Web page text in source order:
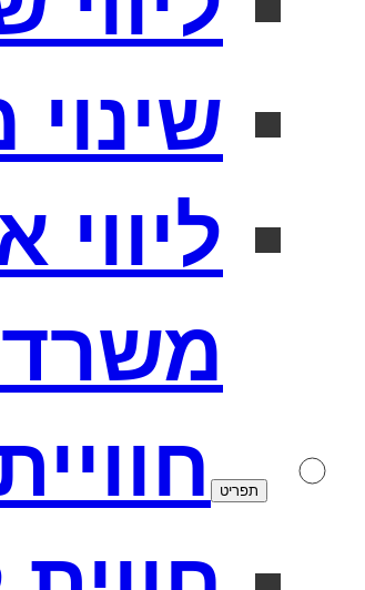
תפריט